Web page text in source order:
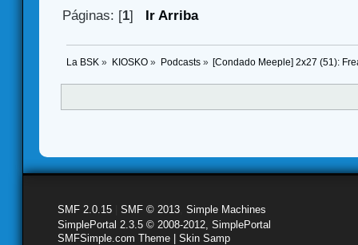
Páginas: [1] Ir Arriba
La BSK » KIOSKO» Podcasts» [Condado Meeple] 2x27 (51):
SMF 2.0.15 SMF © 2013 Simple Machines
SimplePortal 2.3.5 © 2008-2012, SimplePortal
SMFSimple.com Theme | Skin Samp